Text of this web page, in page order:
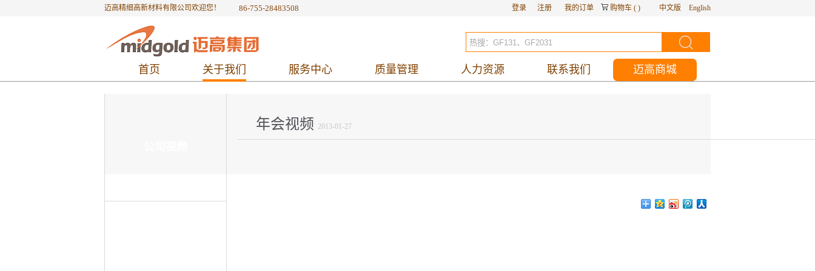
迈高精细高新材料有限公司欢迎您！ 86-755-28483508 中文版 English
购物车 ( )
我的订单
登录 注册
首页 关于我们 服务中心 质量管理 人力资源 联系我们 迈高商城
年会视频 2013-01-27